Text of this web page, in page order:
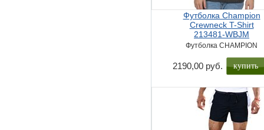
Футболка Champion
Crewneck T-Shirt
213481-WBJM
Футболка CHAMPION
2190,00 руб. купить